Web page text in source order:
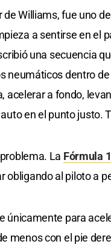
Williams, fue uno
a sentirse en el
una secuencia
neumáticos dentro
acelerar a fondo,
en el punto justo.
La Fórmula 1
obligando al piloto a
únicamente para
menos con el pie